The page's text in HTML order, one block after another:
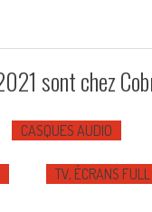
sont chez
CASQUES AUDIO
TV, ÉCRANS